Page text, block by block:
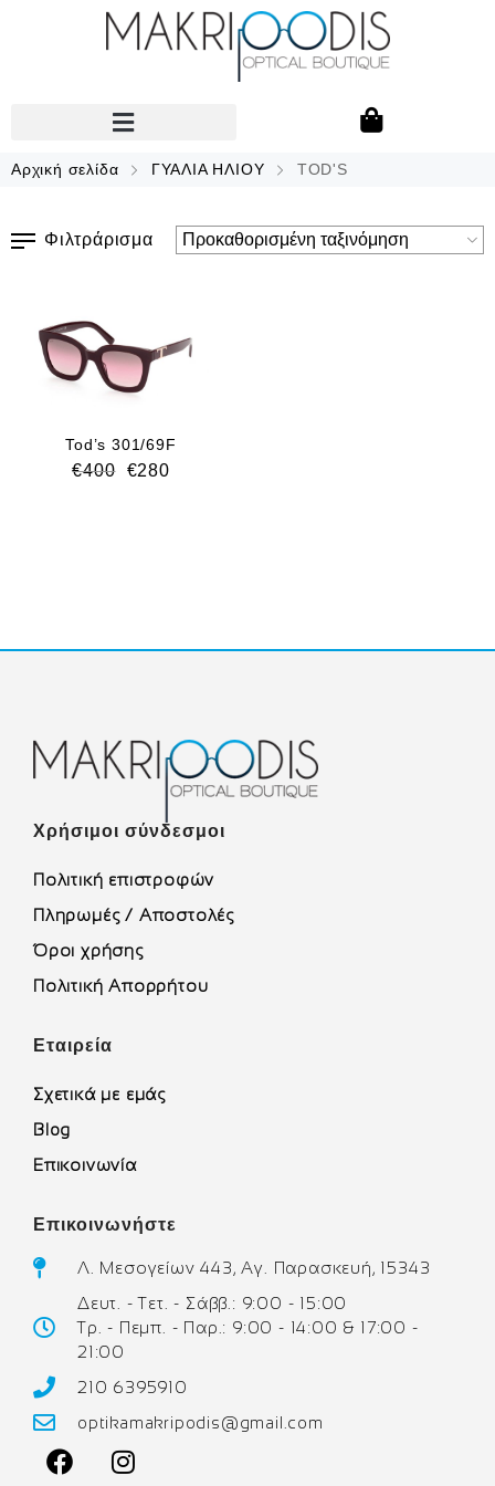
Αρχική σελίδα ΓΥΑΛΙΑ ΗΛΙΟΥ TOD'S
Φιλτράρισμα
Tod’s 301/69F
€400 €280
Χρήσιμοι σύνδεσμοι
Πολιτική επιστροφών
Πληρωμές / Αποστολές
Όροι χρήσης
Πολιτική Απορρήτου
Εταιρεία
Σχετικά με εμάς
Blog
Επικοινωνία
Επικοινωνήστε
Λ. Μεσογείων 443, Αγ. Παρασκευή, 15343
Δευτ. - Τετ. - Σάββ.: 9:00 - 15:00
Τρ. - Πεμπ. - Παρ.: 9:00 - 14:00 & 17:00 -
21:00
210 6395910
optikamakripodis@gmail.com